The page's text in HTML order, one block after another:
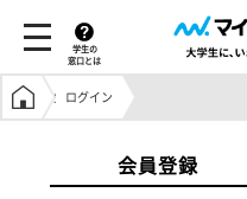
学生の
窓口とは
学生の窓口トップ
ログイン
会員登録